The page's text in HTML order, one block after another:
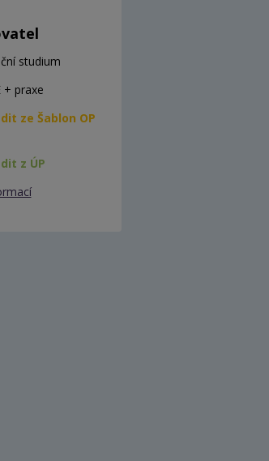
studium
+ praxe
ze Šablon OP
z ÚP